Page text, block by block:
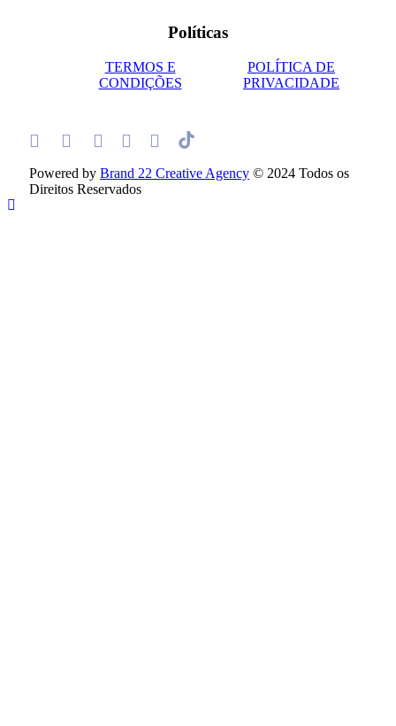
Políticas
TERMOS E
CONDIÇÕES
POLÍTICA DE
PRIVACIDADE
Powered by Brand 22 Creative Agency © 2024 Todos os
Direitos Reservados